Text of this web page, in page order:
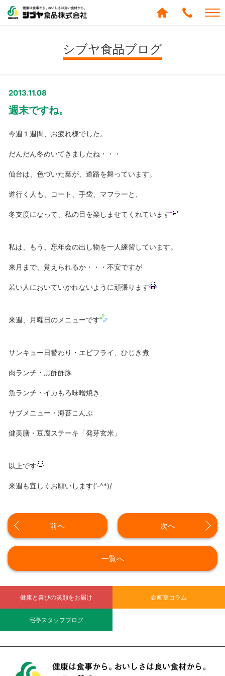
シブヤ食品ブログ
2013.11.08
週末ですね。
今週１週間、お疲れ様でした。
だんだん冬めいてきましたね・・・
仙台は、色づいた葉が、道路を舞っています。
道行く人も、コート、手袋、マフラーと、
冬支度になって、私の目を楽しませてくれています
私は、もう、忘年会の出し物を一人練習しています。
来月まで、覚えられるか・・・不安ですが
若い人においていかれないように頑張ります
来週、月曜日のメニューです
サンキュー日替わり・エビフライ、ひじき煮
肉ランチ・黒酢酢豚
魚ランチ・イカもろ味噌焼き
サブメニュー・海苔こんぶ
健美膳・豆腐ステーキ「発芽玄米」
以上です
来週も宜しくお願いします(‘-^*)/
前へ 次へ
一覧へ
健康と喜びの笑顔をお届け 企画室コラム
宅亭スタッフブログ